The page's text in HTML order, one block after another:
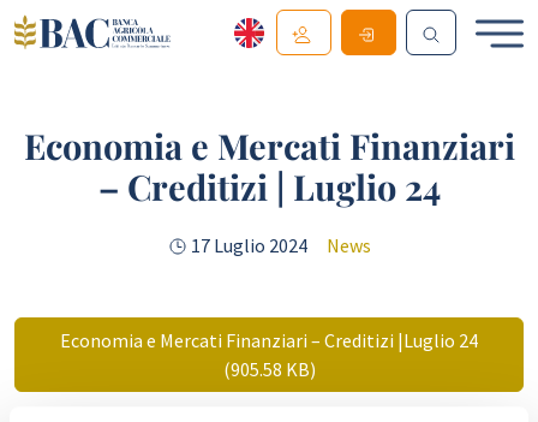
Economia e Mercati Finanziari
– Creditizi | Luglio 24
17 Luglio 2024 News
Economia e Mercati Finanziari – Creditizi |Luglio 24
(905.58 KB)